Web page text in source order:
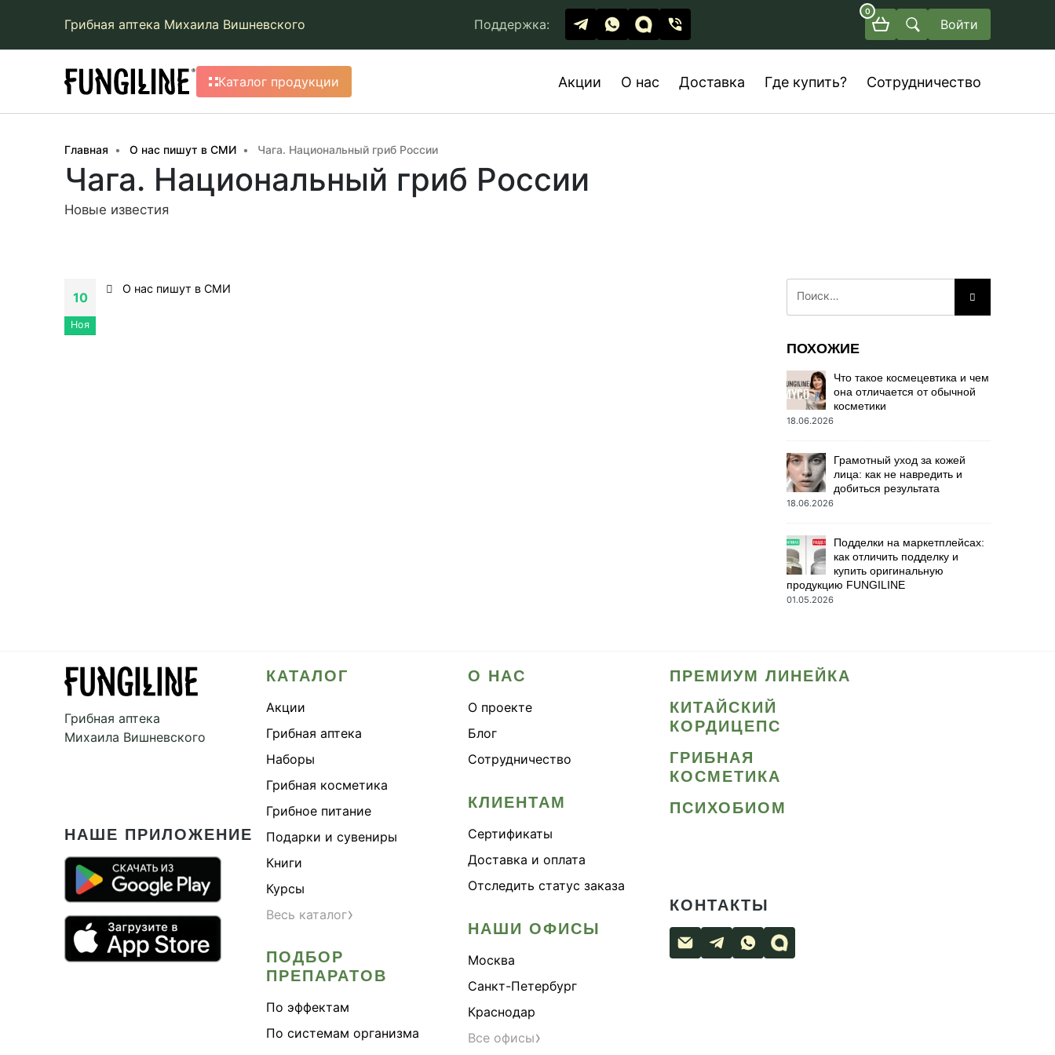
Грибная аптека Михаила Вишневского Поддержка:
0
Войти
Каталог продукции Акции О нас Доставка Где купить? Сотрудничество
Главная О нас пишут в СМИ Чага. Национальный гриб России
Чага. Национальный гриб России
Новые известия
10
Ноя
О нас пишут в СМИ
ПОХОЖИЕ
Что такое космецевтика и чем
она отличается от обычной
косметики
18.06.2026
Грамотный уход за кожей
лица: как не навредить и
добиться результата
18.06.2026
Подделки на маркетплейсах:
как отличить подделку и
купить оригинальную
продукцию FUNGILINE
01.05.2026
Грибная аптека
Михаила Вишневского
НАШЕ ПРИЛОЖЕНИЕ
КАТАЛОГ
Акции
Грибная аптека
Наборы
Грибная косметика
Грибное питание
Подарки и сувениры
Книги
Курсы
Весь каталог›
ПОДБОР
ПРЕПАРАТОВ
По эффектам
По системам организма
О НАС
О проекте
Блог
Сотрудничество
КЛИЕНТАМ
Сертификаты
Доставка и оплата
Отследить статус заказа
НАШИ ОФИСЫ
Москва
Санкт-Петербург
Краснодар
Все офисы›
ПРЕМИУМ ЛИНЕЙКА
КИТАЙСКИЙ
КОРДИЦЕПС
ГРИБНАЯ
КОСМЕТИКА
ПСИХОБИОМ
КОНТАКТЫ